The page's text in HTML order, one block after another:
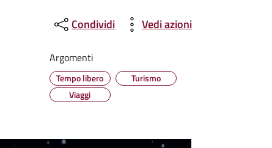
Condividi Vedi azioni
Argomenti
Tempo libero
Turismo
Viaggi